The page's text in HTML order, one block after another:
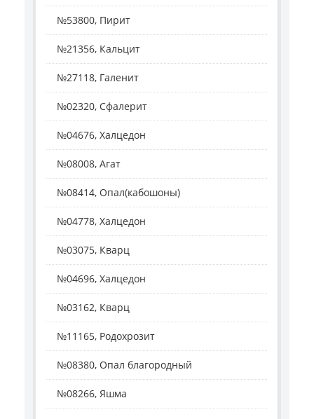
№53800, Пирит
№21356, Кальцит
№27118, Галенит
№02320, Сфалерит
№04676, Халцедон
№08008, Агат
№08414, Опал(кабошоны)
№04778, Халцедон
№03075, Кварц
№04696, Халцедон
№03162, Кварц
№11165, Родохрозит
№08380, Опал благородный
№08266, Яшма